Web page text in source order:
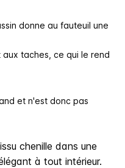
donne au fauteuil une
taches, ce qui le rend
et n'est donc pas
chenille dans une
à tout intérieur.